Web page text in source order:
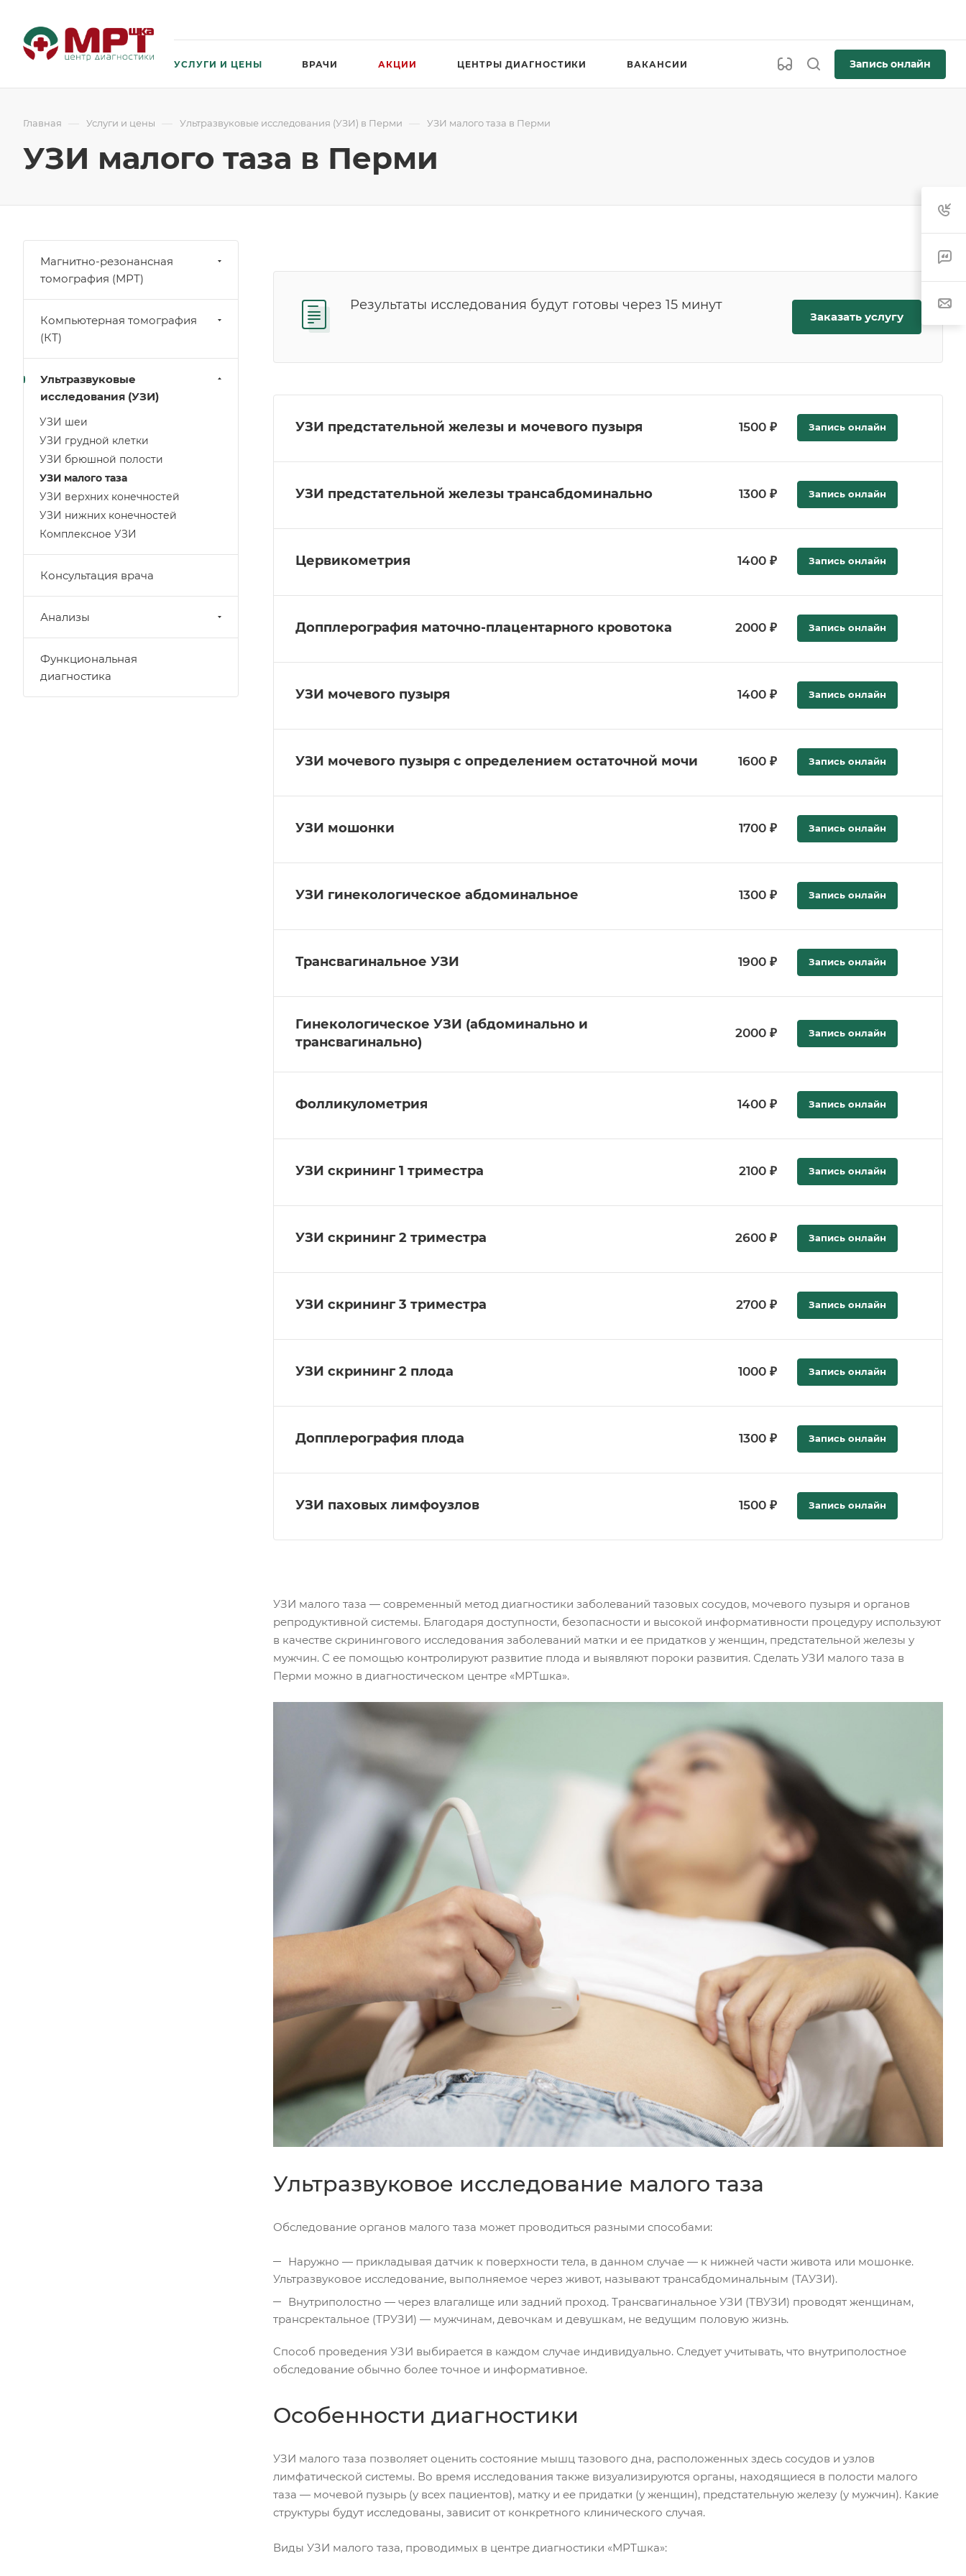
УСЛУГИ И ЦЕНЫ ВРАЧИ АКЦИИ ЦЕНТРЫ ДИАГНОСТИКИ ВАКАНСИИ Запись онлайн
Главная — Услуги и цены — Ультразвуковые исследования (УЗИ) в Перми — УЗИ малого таза в Перми
УЗИ малого таза в Перми
Результаты исследования будут готовы через 15 минут
Заказать услугу
УЗИ предстательной железы и мочевого пузыря 1500 ₽ Запись онлайн
УЗИ предстательной железы трансабдоминально 1300 ₽ Запись онлайн
Цервикометрия 1400 ₽ Запись онлайн
Допплерография маточно-плацентарного кровотока 2000 ₽ Запись онлайн
УЗИ мочевого пузыря 1400 ₽ Запись онлайн
УЗИ мочевого пузыря с определением остаточной мочи 1600 ₽ Запись онлайн
УЗИ мошонки 1700 ₽ Запись онлайн
УЗИ гинекологическое абдоминальное 1300 ₽ Запись онлайн
Трансвагинальное УЗИ 1900 ₽ Запись онлайн
Гинекологическое УЗИ (абдоминально и
трансвагинально)
2000 ₽ Запись онлайн
Фолликулометрия 1400 ₽ Запись онлайн
УЗИ скрининг 1 триместра 2100 ₽ Запись онлайн
УЗИ скрининг 2 триместра 2600 ₽ Запись онлайн
УЗИ скрининг 3 триместра 2700 ₽ Запись онлайн
УЗИ скрининг 2 плода 1000 ₽ Запись онлайн
Допплерография плода 1300 ₽ Запись онлайн
УЗИ паховых лимфоузлов 1500 ₽ Запись онлайн
УЗИ малого таза — современный метод диагностики заболеваний тазовых сосудов, мочевого пузыря и органов
репродуктивной системы. Благодаря доступности, безопасности и высокой информативности процедуру используют
в качестве скринингового исследования заболеваний матки и ее придатков у женщин, предстательной железы у
мужчин. С ее помощью контролируют развитие плода и выявляют пороки развития. Сделать УЗИ малого таза в
Перми можно в диагностическом центре «МРТшка».
Ультразвуковое исследование малого таза
Обследование органов малого таза может проводиться разными способами:
Наружно — прикладывая датчик к поверхности тела, в данном случае — к нижней части живота или мошонке.
Ультразвуковое исследование, выполняемое через живот, называют трансабдоминальным (ТАУЗИ).
Внутриполостно — через влагалище или задний проход. Трансвагинальное УЗИ (ТВУЗИ) проводят женщинам,
трансректальное (ТРУЗИ) — мужчинам, девочкам и девушкам, не ведущим половую жизнь.
Способ проведения УЗИ выбирается в каждом случае индивидуально. Следует учитывать, что внутриполостное
обследование обычно более точное и информативное.
Особенности диагностики
УЗИ малого таза позволяет оценить состояние мышц тазового дна, расположенных здесь сосудов и узлов
лимфатической системы. Во время исследования также визуализируются органы, находящиеся в полости малого
таза — мочевой пузырь (у всех пациентов), матку и ее придатки (у женщин), предстательную железу (у мужчин). Какие
структуры будут исследованы, зависит от конкретного клинического случая.
Виды УЗИ малого таза, проводимых в центре диагностики «МРТшка»:
Магнитно-резонансная
томография (МРТ)
Компьютерная томография
(КТ)
Ультразвуковые
исследования (УЗИ)
УЗИ шеи
УЗИ грудной клетки
УЗИ брюшной полости
УЗИ малого таза
УЗИ верхних конечностей
УЗИ нижних конечностей
Комплексное УЗИ
Консультация врача
Анализы
Функциональная
диагностика